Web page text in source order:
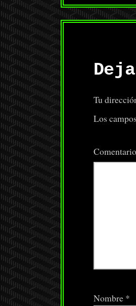
Tu
Los
Comentario
Nombre *